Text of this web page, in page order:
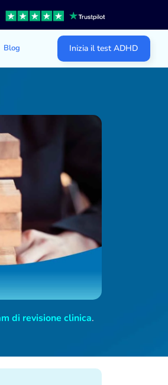
Blog Inizia il test ADHD
di revisione clinica.